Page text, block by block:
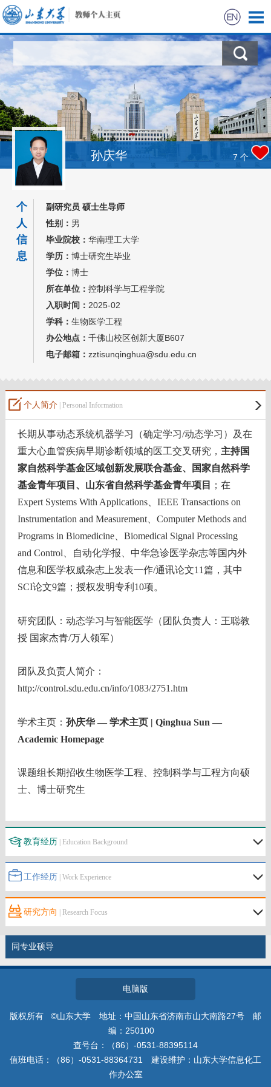
首页
科学研究
教学研究
获奖信息
招生信息
学生信息
我的相册
教师博客
孙庆华 7 个
个
人
信
息
副研究员 硕士生导师
性别： 男
毕业院校： 华南理工大学
学历： 博士研究生毕业
学位： 博士
所在单位： 控制科学与工程学院
入职时间： 2025-02
学科： 生物医学工程
办公地点： 千佛山校区创新大厦B607
电子邮箱： zztisunqinghua@sdu.edu.cn
个人简介| Personal Information
长期从事动态系统机器学习（确定学习/动态学习）及在
重大心血管疾病早期诊断领域的医工交叉研究， 主持国
家自然科学基金区域创新发展联合基金、国家自然科学
基金青年项目 、山东省自然科学基金青年项目
；在
Expert Systems With Applications、 IEEE Transactions on
Instrumentation and Measurement、 Computer Methods and
Programs in Biomedicine、 Biomedical Signal Processing
and Control 、自动化学报、中华急诊医学杂志等国内外
信息和医学权威杂志上发表一作/通讯论文11篇 ，其中
SCI论文9篇；授权发明专利 10项。
研究团队：动态学习与智能医学（团队负责人：王聪教
授 国家杰青/万人领军）
团队及负责人简介：
http://control.sdu.edu.cn/info/1083/2751.htm
学术主页： 孙庆华 — 学术主页 | Qinghua Sun —
Academic Homepage
课题组长期招收生物医学工程、控制科学与工程方向硕
士、博士研究生
教育经历 | Education Background
工作经历 | Work Experience
研究方向 | Research Focus
同专业硕导
电脑版
版权所有 ©山东大学 地址：中国山东省济南市山大南路27号 邮
编：250100
查号台：（86）-0531-88395114
值班电话：（86）-0531-88364731 建设维护：山东大学信息化工
作办公室